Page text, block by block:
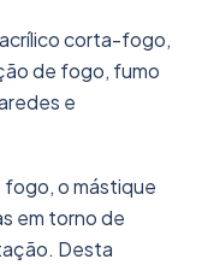
corta-fogo,
de fogo, fumo
e
o mástique
em torno de
Desta